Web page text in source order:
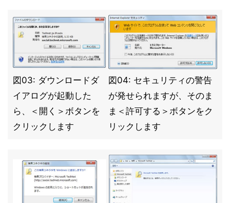
図03: ダウンロードダ
イアログが起動した
ら、＜開く＞ボタンを
クリックします
図04: セキュリティの警告
が発せられますが、そのま
ま＜許可する＞ボタンをク
リックします